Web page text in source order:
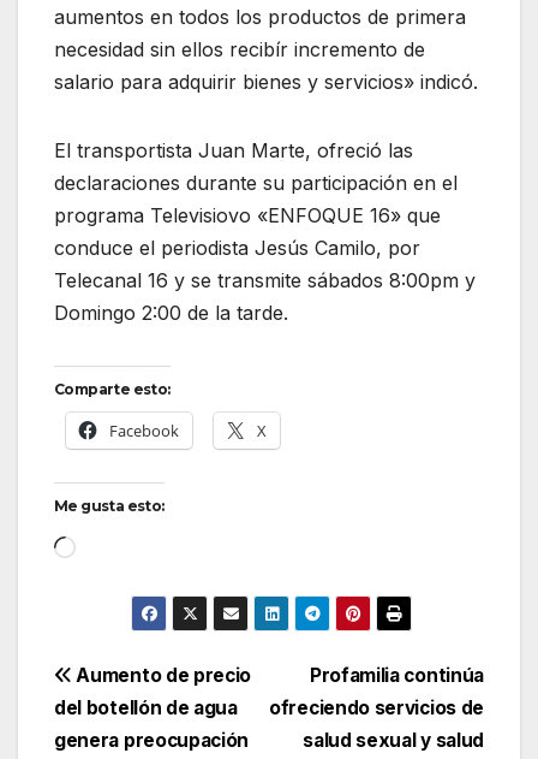
aumentos en todos los productos de primera
necesidad sin ellos recibír incremento de
salario para adquirir bienes y servicios» indicó.
El transportista Juan Marte, ofreció las
declaraciones durante su participación en el
programa Televisiovo «ENFOQUE 16» que
conduce el periodista Jesús Camilo, por
Telecanal 16 y se transmite sábados 8:00pm y
Domingo 2:00 de la tarde.
Comparte esto:
Facebook X
Me gusta esto:
Cargando...
Navegación
de
Profamilia continúa
ofreciendo servicios de
salud sexual y salud
Aumento de precio
del botellón de agua
genera preocupación